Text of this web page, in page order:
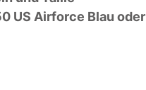
US Airforce Blau oder